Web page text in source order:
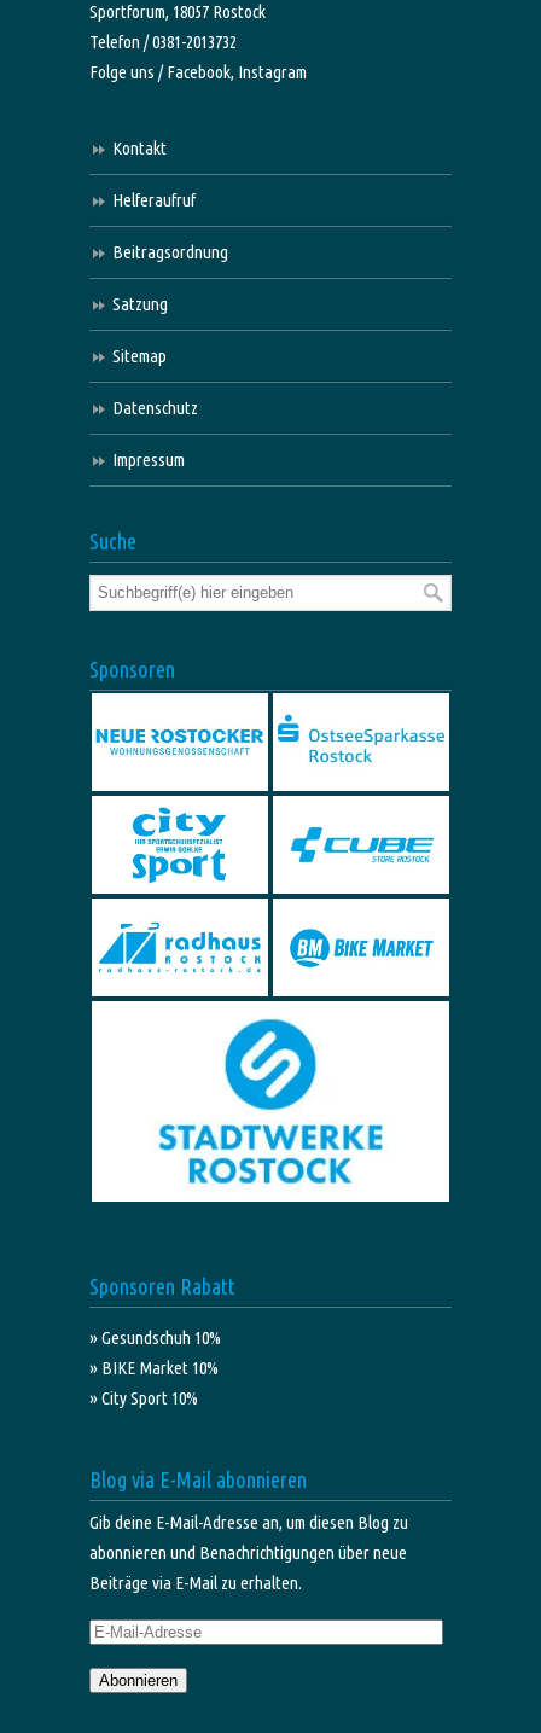
Sportforum, 18057 Rostock
Telefon / 0381-2013732
Folge uns /Facebook, Instagram
Kontakt
Helferaufruf
Beitragsordnung
Satzung
Sitemap
Datenschutz
Impressum
Suche
Sponsoren
Sponsoren Rabatt
» Gesundschuh 10%
» BIKE Market 10%
» City Sport 10%
Blog via E-Mail abonnieren
Gib deine E-Mail-Adresse an, um diesen Blog zu
abonnieren und Benachrichtigungen über neue
Beiträge via E-Mail zu erhalten.
E-
Adresse
Abonnieren